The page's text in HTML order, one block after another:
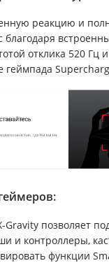
реакцию и
благодаря
отклика 520 Гц
геймпада
Gravity позволяет
и контроллеры,
функции